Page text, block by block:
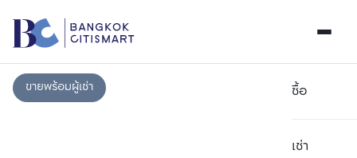
ซื้อ
เช่า
ขายพร้อมผู้เช่า